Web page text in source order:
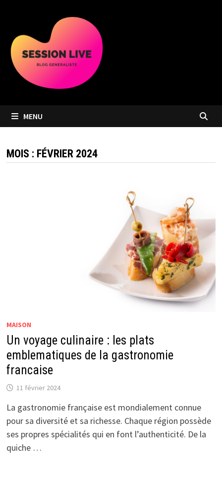
contenu
MENU
MOIS : FÉVRIER 2024
MAISON
Un voyage culinaire : les plats
emblematiques de la gastronomie
francaise
11 février 2024
La gastronomie française est mondialement connue
pour sa diversité et sa richesse. Chaque région possède
ses propres spécialités qui en font l’authenticité. De la
quiche …